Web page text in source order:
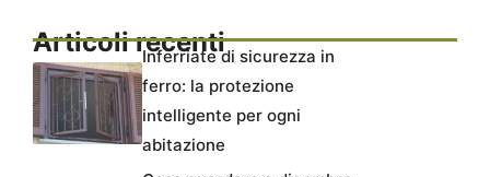
Articoli recentiInferriate di sicurezza in
ferro: la protezione
intelligente per ogni
abitazione